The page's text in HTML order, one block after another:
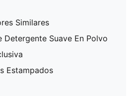
Similares
Detergente Suave En Polvo
Estampados